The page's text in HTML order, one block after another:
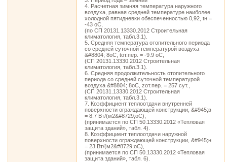
4. Расчетная зимняя температура наружного
воздуха, равная средней температуре наиболее
холодной пятидневки обеспеченностью 0,92, tн =
-43 оС,
(по СП 20131.13330.2012 Строительная
климатология, табл.3.1).
5. Средняя температура отопительного периода
со средней суточной температурой воздуха
&#8804; 8оС, tот.пер. = -9.9 оС,
(СП 20131.13330.2012 Строительная
климатология, табл.3.1).
6. Средняя продолжительность отопительного
периода со средней суточной температурой
воздуха &#8804; 8оС, zот.пер. = 257 сут.,
(СП 20131.13330.2012 Строительная
климатология, табл.3.1).
7. Коэффициент теплоотдачи внутренней
поверхности ограждающей конструкции, &#945;в
= 8.7 Вт/(м2&#8729;оС),
(принимается по СП 50.13330.2012 «Тепловая
защита зданий», табл. 4).
8. Коэффициент теплоотдачи наружной
поверхности ограждающей конструкции, &#945;н
= 23 Вт/(м2&#8729;оС),
(принимается по СП 50.13330.2012 «Тепловая
защита зданий», табл. 6).